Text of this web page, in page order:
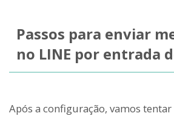
Passos para enviar
no LINE por entrada
Após a configuração, vamos